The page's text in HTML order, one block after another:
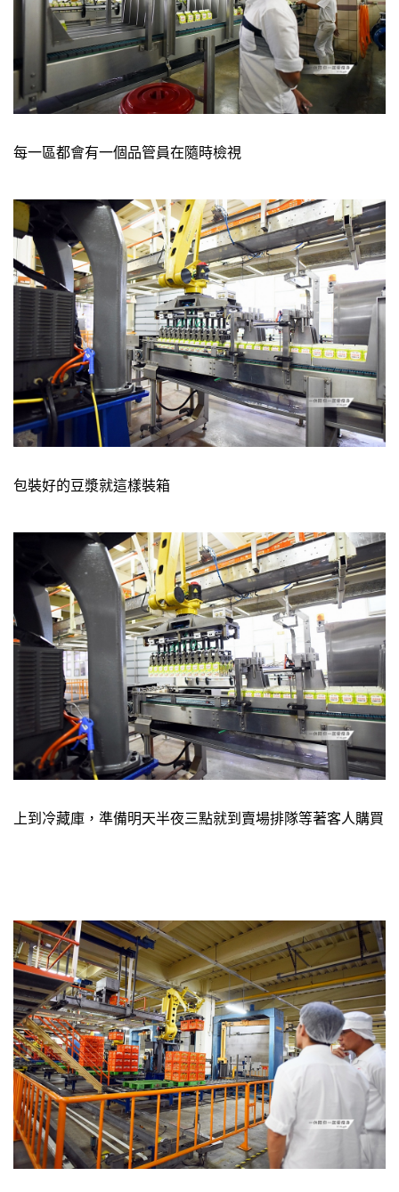
每一區都會有一個品管員在隨時檢視
包裝好的豆漿就這樣裝箱
上到冷藏庫，準備明天半夜三點就到賣場排隊等著客人購買